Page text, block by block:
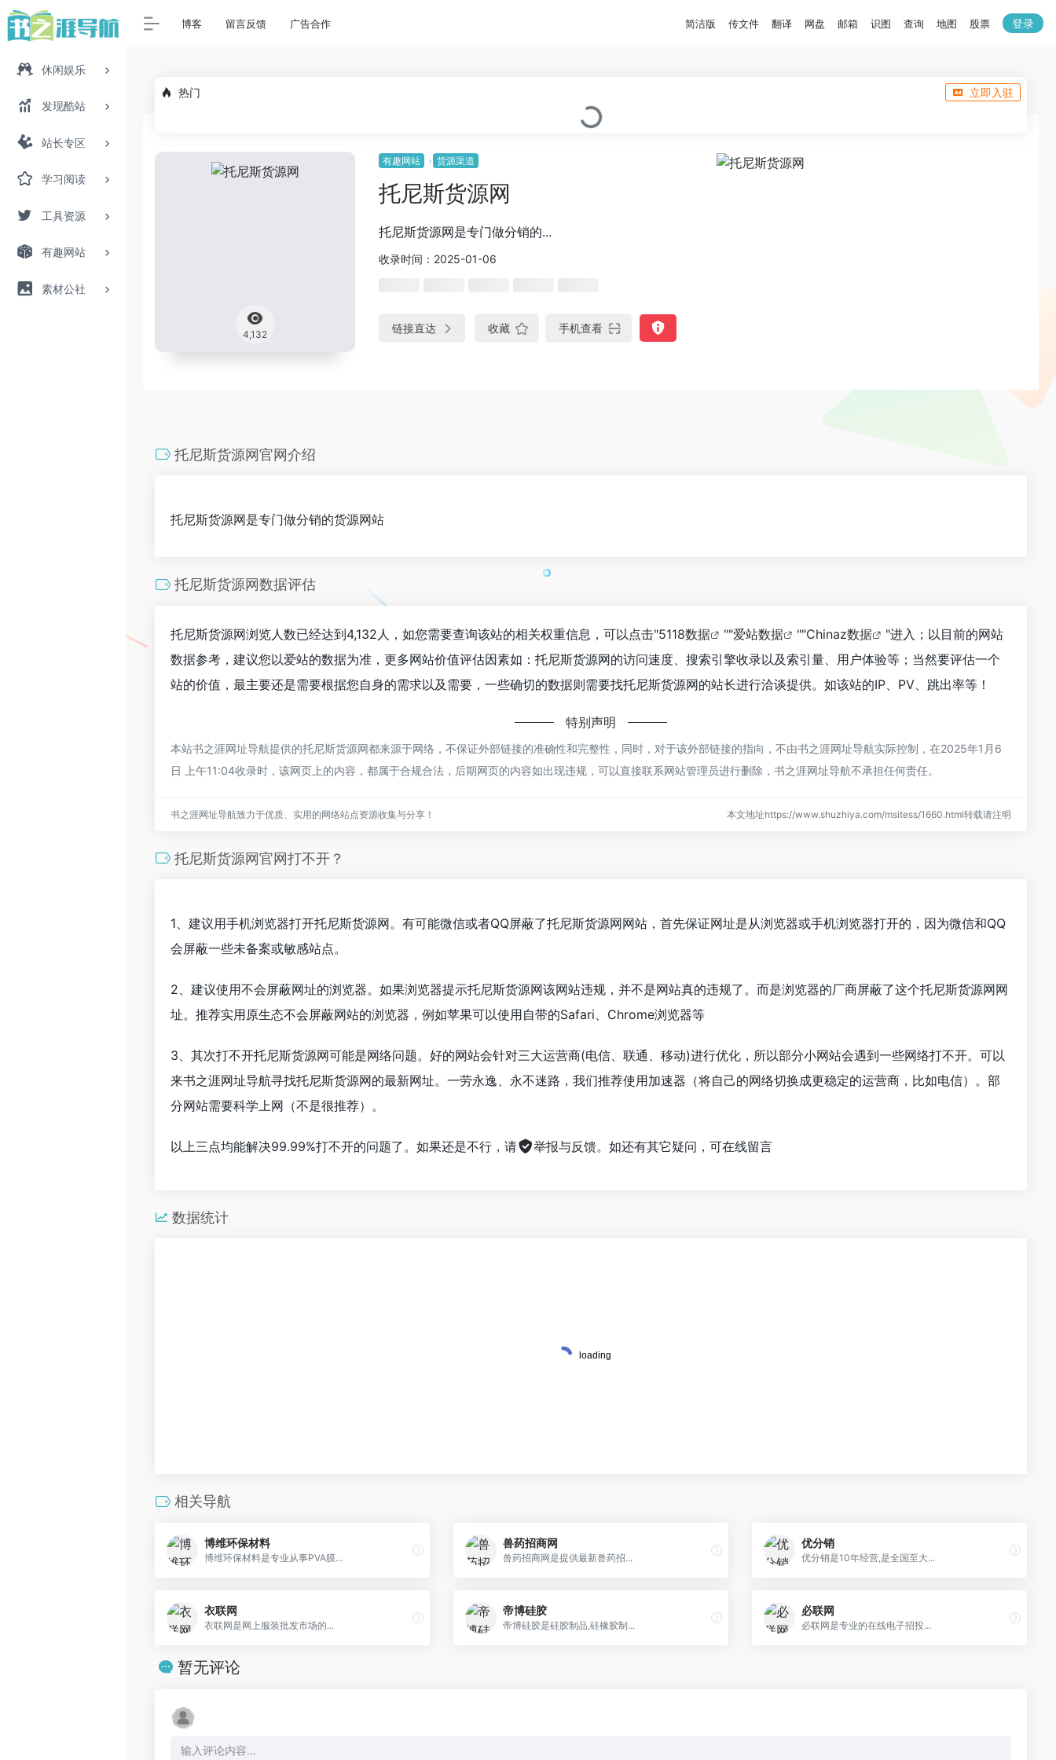
休闲娱乐
发现酷站
站长专区
学习阅读
工具资源
有趣网站
素材公社
博客 留言反馈 广告合作 简洁版 传文件 翻译 网盘 邮箱 识图 查询 地图 股票 登录
热门 立即入驻
4,132
有趣网站 货源渠道
托尼斯货源网
托尼斯货源网是专门做分销的...
收录时间：2025-01-06
链接直达 收藏 手机查看
托尼斯货源网官网介绍
托尼斯货源网是专门做分销的货源网站
托尼斯货源网数据评估
托尼斯货源网浏览人数已经达到4,132人，如您需要查询该站的相关权重信息，可以点击"5118数据 ""爱站数据 ""Chinaz数据
"进入；以目前的网站
数据参考，建议您以爱站的数据为准，更多网站价值评估因素如：托尼斯货源网的访问速度、搜索引擎收录以及索引量、用户体验等；当然要评估一个
站的价值，最主要还是需要根据您自身的需求以及需要，一些确切的数据则需要找托尼斯货源网的站长进行洽谈提供。如该站的IP、PV、跳出率等！
特别声明
本站书之涯网址导航提供的托尼斯货源网都来源于网络，不保证外部链接的准确性和完整性，同时，对于该外部链接的指向，不由书之涯网址导航实际控制，在2025年1月6
日 上午11:04收录时，该网页上的内容，都属于合规合法，后期网页的内容如出现违规，可以直接联系网站管理员进行删除，书之涯网址导航不承担任何责任。
书之涯网址导航致力于优质、实用的网络站点资源收集与分享！ 本文地址https://www.shuzhiya.com/msitess/1660.html转载请注明
托尼斯货源网官网打不开？
1、建议用手机浏览器打开托尼斯货源网。有可能微信或者QQ屏蔽了托尼斯货源网网站，首先保证网址是从浏览器或手机浏览器打开的，因为微信和QQ
会屏蔽一些未备案或敏感站点。
2、建议使用不会屏蔽网址的浏览器。如果浏览器提示托尼斯货源网该网站违规，并不是网站真的违规了。而是浏览器的厂商屏蔽了这个托尼斯货源网网
址。推荐实用原生态不会屏蔽网站的浏览器，例如苹果可以使用自带的Safari、Chrome浏览器等
3、其次打不开托尼斯货源网可能是网络问题。好的网站会针对三大运营商(电信、联通、移动)进行优化，所以部分小网站会遇到一些网络打不开。可以
来书之涯网址导航寻找托尼斯货源网的最新网址。一劳永逸、永不迷路，我们推荐使用加速器（将自己的网络切换成更稳定的运营商，比如电信）。部
分网站需要科学上网（不是很推荐）。
以上三点均能解决99.99%打不开的问题了。如果还是不行，请 举报与反馈。如还有其它疑问，可在线留言
数据统计
相关导航
博维环保材料
博维环保材料是专业从事PVA膜...
兽药招商网
兽药招商网是提供最新兽药招...
优分销
优分销是10年经营,是全国至大...
衣联网
衣联网是网上服装批发市场的...
帝博硅胶
帝博硅胶是硅胶制品,硅橡胶制...
必联网
必联网是专业的在线电子招投...
暂无评论